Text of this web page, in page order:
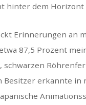
hinter dem
Erinnerungen an
87,5 Prozent
schwarzen
Besitzer erkannte in